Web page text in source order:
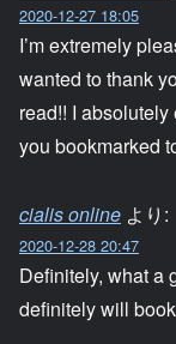
2020-12-27 18:05
I’m extremely
wanted to thank
read!! I
you bookmarked
cialis online より:
2020-12-28 20:47
Definitely, what a
definitely will